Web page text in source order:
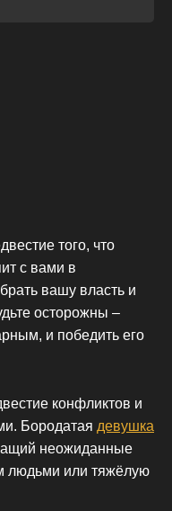
того, что
с вами в
вашу власть и
осторожны –
и победить его
конфликтов и
Бородатая девушка
неожиданные
людьми или тяжёлую